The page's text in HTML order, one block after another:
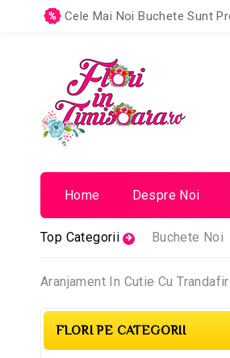
Cele Mai Noi Buchete Sunt
Home Despre Noi
Top Categorii Buchete Noi
Aranjament In Cutie Cu
FLORI PE CATEGORII